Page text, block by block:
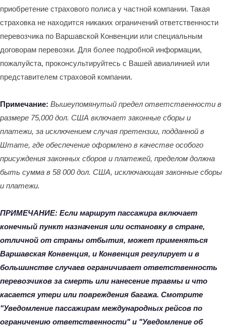
приобретение страхового полиса у частной компании. Такая
страховка не находится никаких ограничений ответственности
перевозчика по Варшавской Конвенции или специальным
договорам перевозки. Для более подробной информации,
пожалуйста, проконсультируйтесь с Вашей авиалинией или
представителем страховой компании.
Примечание: Вышеупомянутый предел ответственности в
размере 75,000 дол. США включает законные сборы и
платежи, за исключением случая претензии, подданной в
Штате, где обеспечение оформлено в качестве особого
присуждения законных сборов и платежей, пределом должна
быть сумма в 58 000 дол. США, исключающая законные сборы
и платежи.
ПРИМЕЧАНИЕ: Если маршрут пассажира включает
конечный пункт назначения или остановку в стране,
отличной от страны отбытия, может применяться
Варшавская Конвенция, и Конвенция регулирует и в
большинстве случаев ограничивает ответственность
перевозчиков за смерть или нанесение травмы и что
касается утери или повреждения багажа. Смотрите
"Уведомление пассажирам международных рейсов по
ограничению ответственности" и "Уведомление об